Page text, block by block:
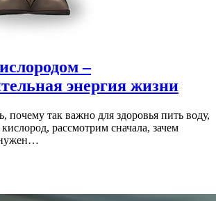
–
энергия жизни
почему так важно для здоровья пить воду,
рассмотрим сначала, зачем